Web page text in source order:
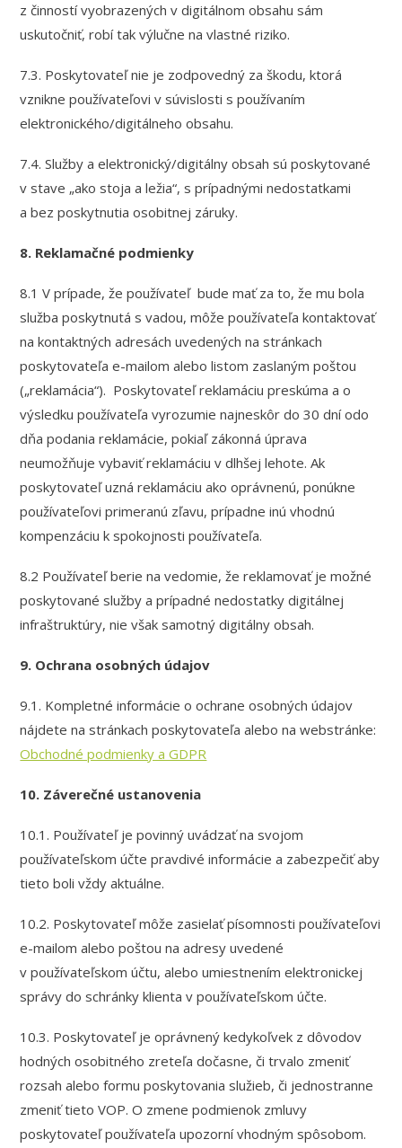
z činností vyobrazených v digitálnom obsahu sám
uskutočniť, robí tak výlučne na vlastné riziko.
7.3. Poskytovateľ nie je zodpovedný za škodu, ktorá
vznikne používateľovi v súvislosti s používaním
elektronického/digitálneho obsahu.
7.4. Služby a elektronický/digitálny obsah sú poskytované
v stave „ako stoja a ležia“, s prípadnými nedostatkami
a bez poskytnutia osobitnej záruky.
8. Reklamačné podmienky
8.1 V prípade, že používateľ bude mať za to, že mu bola
služba poskytnutá s vadou, môže používateľa kontaktovať
na kontaktných adresách uvedených na stránkach
poskytovateľa e-mailom alebo listom zaslaným poštou
(„reklamácia“). Poskytovateľ reklamáciu preskúma a o
výsledku používateľa vyrozumie najneskôr do 30 dní odo
dňa podania reklamácie, pokiaľ zákonná úprava
neumožňuje vybaviť reklamáciu v dlhšej lehote. Ak
poskytovateľ uzná reklamáciu ako oprávnenú, ponúkne
používateľovi primeranú zľavu, prípadne inú vhodnú
kompenzáciu k spokojnosti používateľa.
8.2 Používateľ berie na vedomie, že reklamovať je možné
poskytované služby a prípadné nedostatky digitálnej
infraštruktúry, nie však samotný digitálny obsah.
9. Ochrana osobných údajov
9.1. Kompletné informácie o ochrane osobných údajov
nájdete na stránkach poskytovateľa alebo na webstránke:
Obchodné podmienky a GDPR
10. Záverečné ustanovenia
10.1. Používateľ je povinný uvádzať na svojom
používateľskom účte pravdivé informácie a zabezpečiť aby
tieto boli vždy aktuálne.
10.2. Poskytovateľ môže zasielať písomnosti používateľovi
e-mailom alebo poštou na adresy uvedené
v používateľskom účtu, alebo umiestnením elektronickej
správy do schránky klienta v používateľskom účte.
10.3. Poskytovateľ je oprávnený kedykoľvek z dôvodov
hodných osobitného zreteľa dočasne, či trvalo zmeniť
rozsah alebo formu poskytovania služieb, či jednostranne
zmeniť tieto VOP. O zmene podmienok zmluvy
poskytovateľ používateľa upozorní vhodným spôsobom.